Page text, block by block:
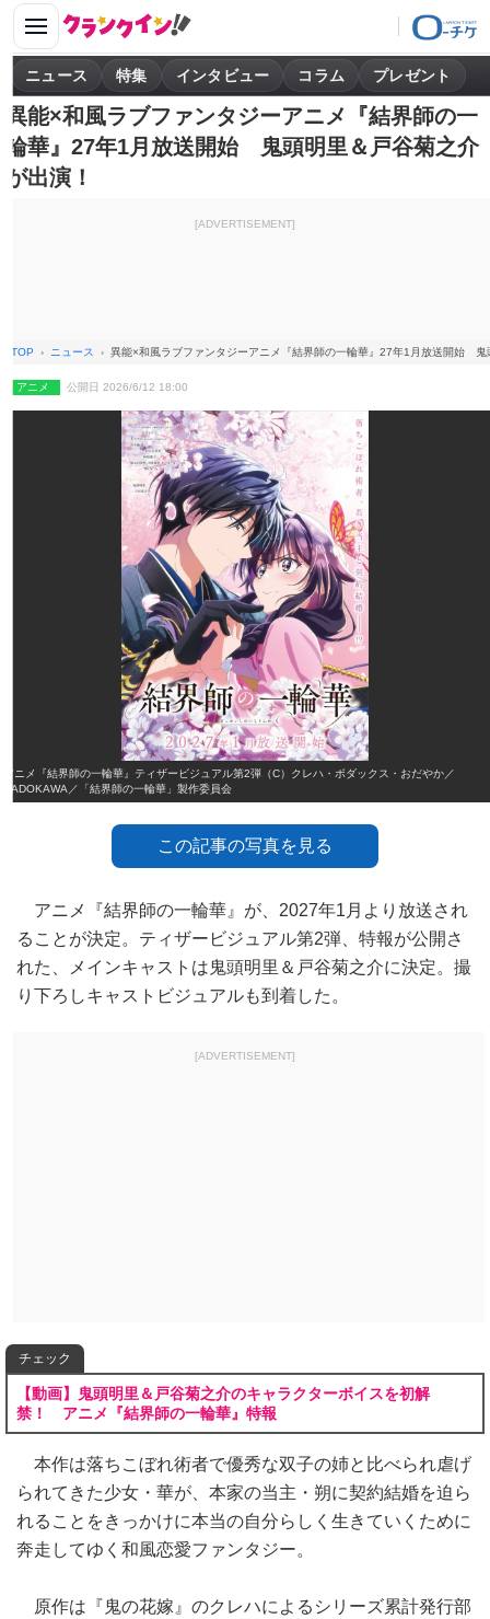
ニュース 特集 インタビュー コラム プレゼント
異能×和風ラブファンタジーアニメ『結界師の一
輪華』27年1月放送開始 鬼頭明里＆戸谷菊之介
が出演！
[ADVERTISEMENT]
TOP ニュース 異能×和風ラブファンタジーアニメ『結界師の一輪華』27年1月放送開始
アニメ 公開日 2026/6/12 18:00
アニメ『結界師の一輪華』ティザービジュアル第2弾（C）クレハ・ボダックス・おだやか／
KADOKAWA／「結界師の一輪華」製作委員会
この記事の写真を見る
アニメ『結界師の一輪華』が、2027年1月より放送され
ることが決定。ティザービジュアル第2弾、特報が公開さ
れた、メインキャストは鬼頭明里＆戸谷菊之介に決定。撮
り下ろしキャストビジュアルも到着した。
[ADVERTISEMENT]
チェック
【動画】鬼頭明里＆戸谷菊之介のキャラクターボイスを初解
禁！ アニメ『結界師の一輪華』特報
本作は落ちこぼれ術者で優秀な双子の姉と比べられ虐げ
られてきた少女・華が、本家の当主・朔に契約結婚を迫ら
れることをきっかけに本当の自分らしく生きていくために
奔走してゆく和風恋愛ファンタジー。
原作は『鬼の花嫁』のクレハによるシリーズ累計発行部